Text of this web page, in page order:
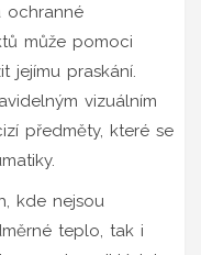
ochranné
může pomoci
jejímu praskání.
vizuálním
předměty, které se
kde nejsou
teplo, tak i